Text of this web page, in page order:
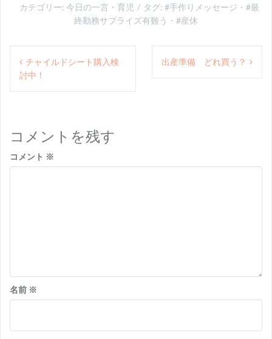
カテゴリー: 今日の一言・ 育児 タグ: #手作りメッセージ ・ #最
終勤務サプライズ有難う ・ #産休
投
稿
ゲ
ー
チャイルドシート購入検
討中！
出産準備 どれ買う？
コメントを残す
コメント ※
名前 ※